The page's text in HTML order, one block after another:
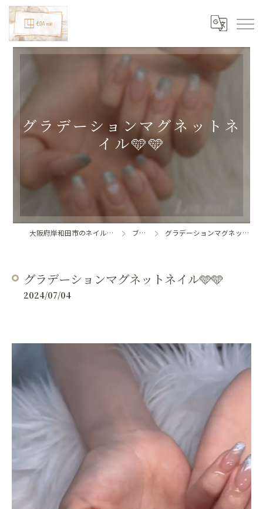
グラデーションマグネットネ
イル🩵🩵
大阪府岸和田市のネイルならLoa nail ブログ グラデーションマグネットネイル🩵🩵
グラデーションマグネットネイル🩵🩵
2024/07/04